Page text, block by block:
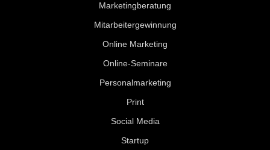
Marketingberatung
Mitarbeitergewinnung
Online Marketing
Online-Seminare
Personalmarketing
Print
Social Media
Startup